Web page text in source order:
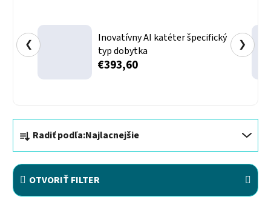
Inovatívny AI katéter špecifický
typ dobytka
€393,60
❮ ❯
Radiť podľa:Najlacnejšie
OTVORIŤ FILTER